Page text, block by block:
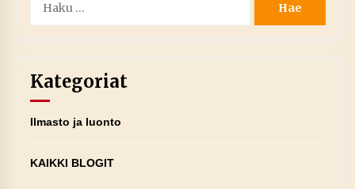
Kategoriat
Ilmasto ja luonto
KAIKKI BLOGIT